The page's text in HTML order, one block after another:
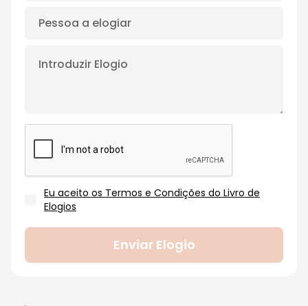
Eu aceito os Termos e Condições do Livro de
Elogios
Enviar Elogio